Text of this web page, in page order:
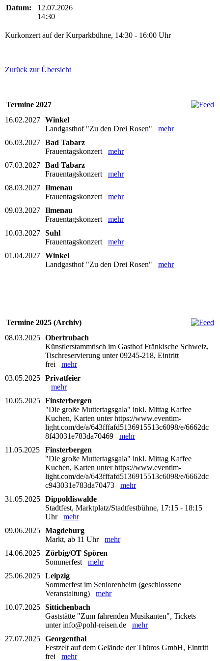
Datum:
12.07.2026
14:30
Kurkonzert auf der Kurparkbühne, 14:30 - 16:00 Uhr
Zurück zur Übersicht
Termine 2027
16.02.2027 Winkel
Landgasthof "Zu den Drei Rosen" mehr
06.03.2027 Bad Tabarz
Frauentagskonzert mehr
07.03.2027 Bad Tabarz
Frauentagskonzert mehr
08.03.2027 Ilmenau
Frauentagskonzert mehr
09.03.2027 Ilmenau
Frauentagskonzert mehr
10.03.2027 Suhl
Frauentagskonzert mehr
01.04.2027 Winkel
Landgasthof "Zu den Drei Rosen" mehr
Termine 2025 (Archiv)
08.03.2025 Obertrubach
Künstlerstammtisch im Gasthof Fränkische Schweiz,
Tischreservierung unter 09245-218, Eintritt
frei mehr
03.05.2025 Privatfeier
mehr
10.05.2025 Finsterbergen
"Die große Muttertagsgala" inkl. Mittag Kaffee
Kuchen, Karten unter https://www.eventim-
light.com/de/a/643fffafd5136915513c6098/e/6662dc
8f43031e783da70469 mehr
11.05.2025
Finsterbergen
"Die große Muttertagsgala" inkl. Mittag Kaffee
Kuchen, Karten unter https://www.eventim-
light.com/de/a/643fffafd5136915513c6098/e/6662dc
c943031e783da70473 mehr
31.05.2025 Dippoldiswalde
Stadtfest, Marktplatz/Stadtfestbühne, 17:15 - 18:15
Uhr mehr
09.06.2025 Magdeburg
Markt, ab 11 Uhr mehr
14.06.2025
Zörbig/OT Spören
Sommerfest mehr
25.06.2025 Leipzig
Sommerfest im Seniorenheim (geschlossene
Veranstaltung) mehr
10.07.2025 Sittichenbach
Gaststätte "Zum fahrenden Musikanten", Tickets
unter info@pohl-reisen.de mehr
27.07.2025 Georgenthal
Festzelt auf dem Gelände der Thüros GmbH, Eintritt
frei mehr